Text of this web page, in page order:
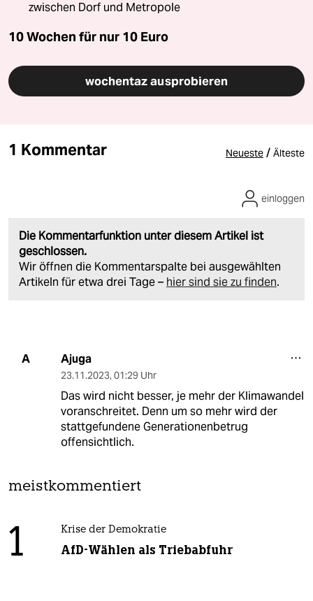
zwischen Dorf und Metropole
10 Wochen für nur 10 Euro
wochentaz ausprobieren
1 Kommentar Neueste / Älteste
Die Kommentarfunktion unter diesem Artikel ist
geschlossen.
Wir öffnen die Kommentarspalte bei ausgewählten
Artikeln für etwa drei Tage – hier sind sie zu finden.
einloggen
A Ajuga
23.11.2023, 01:29 Uhr
Das wird nicht besser, je mehr der Klimawandel
voranschreitet. Denn um so mehr wird der
stattgefundene Generationenbetrug
offensichtlich.
meistkommentiert
1 Krise der Demokratie
AfD-Wählen als Triebabfuhr